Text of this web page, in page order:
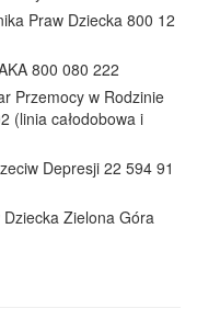
Praw Dziecka 800 12
800 080 222
Przemocy w Rodzinie
(linia całodobowa i
Depresji 22 594 91
Zielona Góra